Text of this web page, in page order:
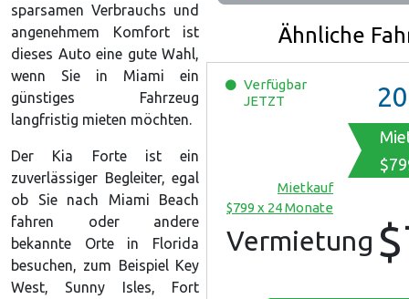
Ähnliche
Verfügbar
JETZT
Mietkauf
$799 x 24 Monate
Vermietung
sparsamen Verbrauchs und
angenehmem Komfort ist
dieses Auto eine gute Wahl,
wenn Sie in Miami ein
günstiges Fahrzeug
langfristig mieten möchten.
Der Kia Forte ist ein
zuverlässiger Begleiter, egal
ob Sie nach Miami Beach
fahren oder andere
bekannte Orte in Florida
besuchen, zum Beispiel Key
West, Sunny Isles, Fort